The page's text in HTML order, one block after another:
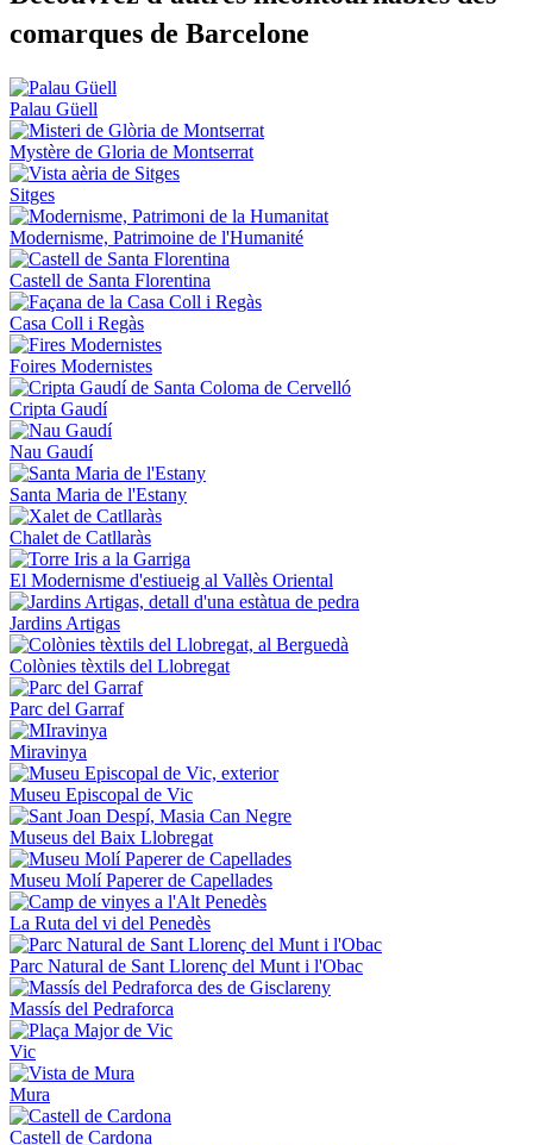
comarques de Barcelone
Palau Güell
Mystère de Gloria de Montserrat
Sitges
Modernisme, Patrimoine de l'Humanité
Castell de Santa Florentina
Casa Coll i Regàs
Foires Modernistes
Cripta Gaudí
Nau Gaudí
Santa Maria de l'Estany
Chalet de Catllaràs
El Modernisme d'estiueig al Vallès Oriental
Jardins Artigas
Colònies tèxtils del Llobregat
Parc del Garraf
Miravinya
Museu Episcopal de Vic
Museus del Baix Llobregat
Museu Molí Paperer de Capellades
La Ruta del vi del Penedès
Parc Natural de Sant Llorenç del Munt i l'Obac
Massís del Pedraforca
Vic
Mura
Castell de Cardona